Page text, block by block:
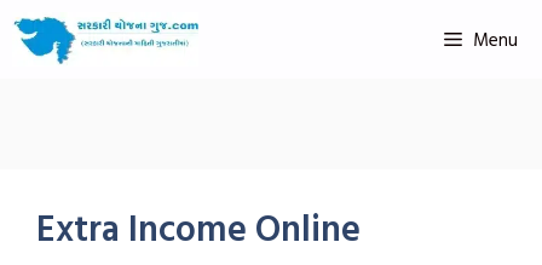
Menu
Extra Income Online